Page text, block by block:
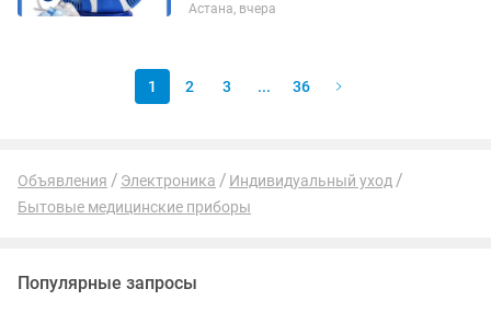
Астана, вчера
1 2 3 ... 36
Объявления Электроника
Индивидуальный уход
Бытовые медицинские приборы
Популярные запросы